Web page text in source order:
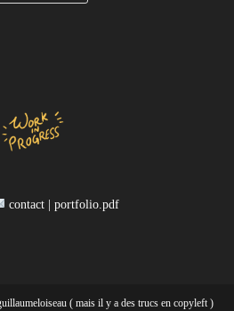
contact | portfolio.pdf
( mais il y a des trucs en copyleft )